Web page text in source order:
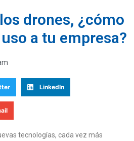
drones, ¿cómo
a tu empresa?
LinkedIn
tecnologías, cada vez más